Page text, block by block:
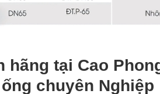
hãng tại Cao
chuyên Nghiệp